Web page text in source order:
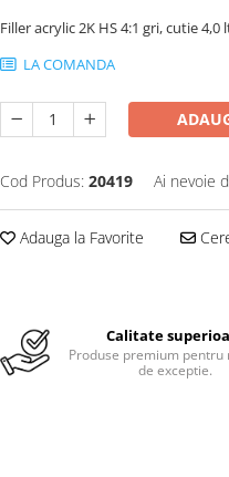
Filler acrylic 2K HS 4:1 gri, cutie
LA COMANDA
Cod Produs: 20419 Ai nevoie
Adauga la Favorite
Calitate
Produse premium pentru
de exceptie.